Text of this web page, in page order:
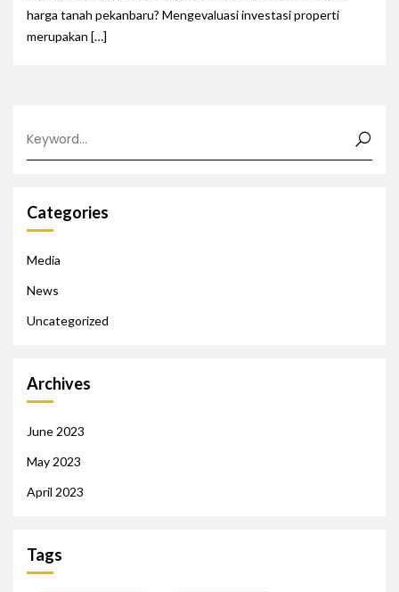
harga tanah pekanbaru? Mengevaluasi investasi properti
merupakan […]
Categories
Media
News
Uncategorized
Archives
June 2023
May 2023
April 2023
Tags